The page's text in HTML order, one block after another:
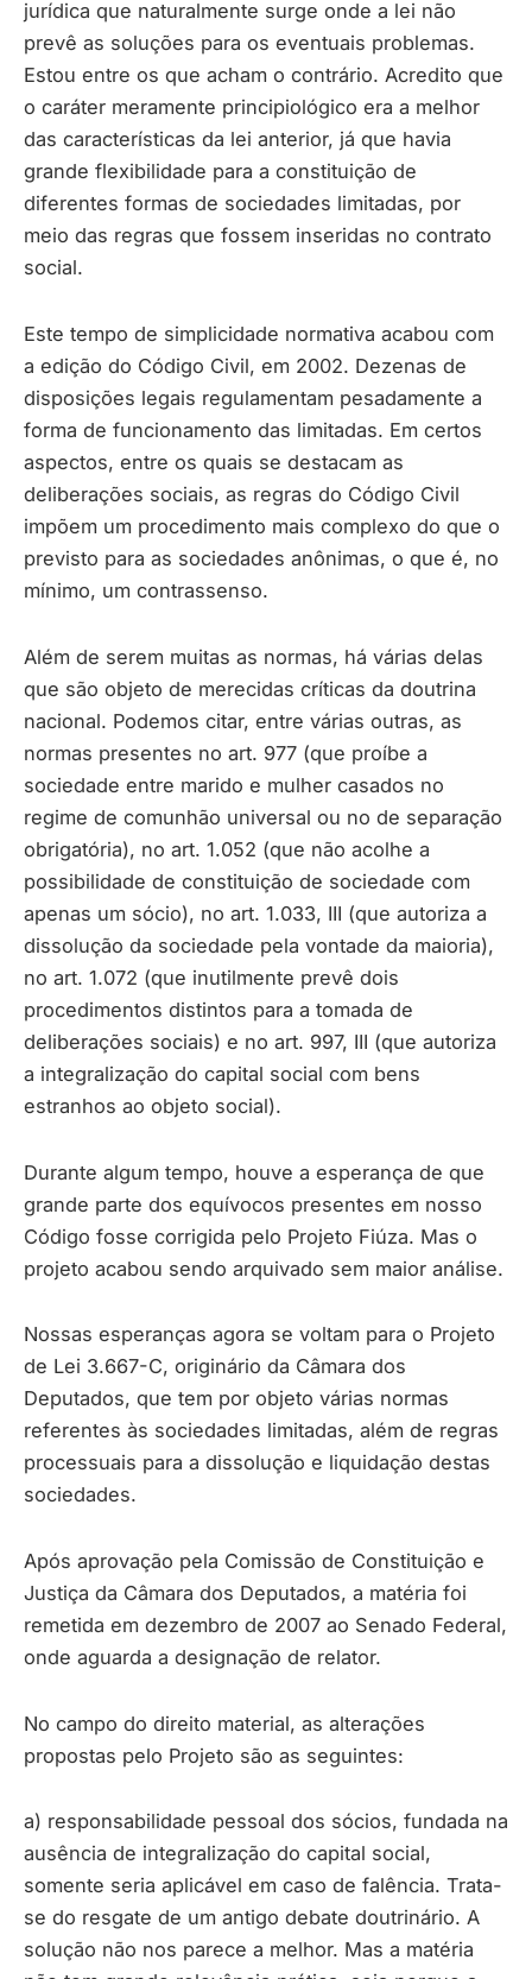
jurídica que naturalmente surge onde a lei não
prevê as soluções para os eventuais problemas.
Estou entre os que acham o contrário. Acredito que
o caráter meramente principiológico era a melhor
das características da lei anterior, já que havia
grande flexibilidade para a constituição de
diferentes formas de sociedades limitadas, por
meio das regras que fossem inseridas no contrato
social.
Este tempo de simplicidade normativa acabou com
a edição do Código Civil, em 2002. Dezenas de
disposições legais regulamentam pesadamente a
forma de funcionamento das limitadas. Em certos
aspectos, entre os quais se destacam as
deliberações sociais, as regras do Código Civil
impõem um procedimento mais complexo do que o
previsto para as sociedades anônimas, o que é, no
mínimo, um contrassenso.
Além de serem muitas as normas, há várias delas
que são objeto de merecidas críticas da doutrina
nacional. Podemos citar, entre várias outras, as
normas presentes no art. 977 (que proíbe a
sociedade entre marido e mulher casados no
regime de comunhão universal ou no de separação
obrigatória), no art. 1.052 (que não acolhe a
possibilidade de constituição de sociedade com
apenas um sócio), no art. 1.033, III (que autoriza a
dissolução da sociedade pela vontade da maioria),
no art. 1.072 (que inutilmente prevê dois
procedimentos distintos para a tomada de
deliberações sociais) e no art. 997, III (que autoriza
a integralização do capital social com bens
estranhos ao objeto social).
Durante algum tempo, houve a esperança de que
grande parte dos equívocos presentes em nosso
Código fosse corrigida pelo Projeto Fiúza. Mas o
projeto acabou sendo arquivado sem maior análise.
Nossas esperanças agora se voltam para o Projeto
de Lei 3.667-C, originário da Câmara dos
Deputados, que tem por objeto várias normas
referentes às sociedades limitadas, além de regras
processuais para a dissolução e liquidação destas
sociedades.
Após aprovação pela Comissão de Constituição e
Justiça da Câmara dos Deputados, a matéria foi
remetida em dezembro de 2007 ao Senado Federal,
onde aguarda a designação de relator.
No campo do direito material, as alterações
propostas pelo Projeto são as seguintes:
a) responsabilidade pessoal dos sócios, fundada na
ausência de integralização do capital social,
somente seria aplicável em caso de falência. Trata-
se do resgate de um antigo debate doutrinário. A
solução não nos parece a melhor. Mas a matéria